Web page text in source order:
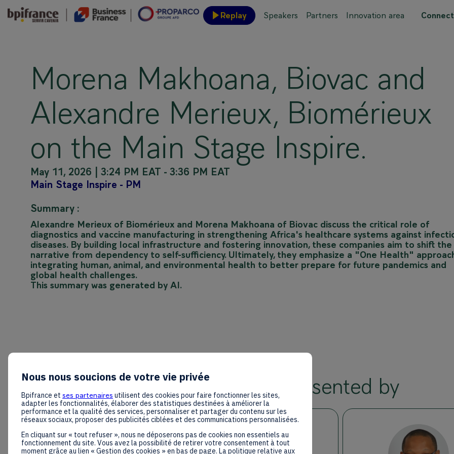
Replay Speakers Partners Innovation area
Morena Makhoana, Biovac and
Alexandre Merieux, Biomérieux
on the Main Stage Inspire.
May 11, 2026 3:24 PM EAT - 3:36 PM EAT
Main Stage Inspire - PM
Summary :
Alexandre Merieux of Biomérieux and Morena Makhoana of Biovac discuss the critical role of
diagnostics and vaccine manufacturing in strengthening Africa's healthcare systems against
diseases. By building local infrastructure and fostering innovation, these companies aim to shift the
narrative from dependency to self-sufficiency. Ultimately, they emphasize a "One Health"
integrating human, animal, and environmental health to better prepare for future pandemics and
global health challenges.
This summary was generated by AI.
Presented by
Nous nous soucions de votre vie privée
Bpifrance et ses partenaires utilisent des cookies pour faire fonctionner les sites,
adapter les fonctionnalités, élaborer des statistiques destinées à améliorer la
performance et la qualité des services, personnaliser et partager du contenu sur les
réseaux sociaux, proposer des publicités ciblées et des communications personnalisées.
En cliquant sur « tout refuser », nous ne déposerons pas de cookies non essentiels au
fonctionnement du site. Vous avez la possibilité de retirer votre consentement à tout
moment grâce au lien « Gestion des cookies » en bas de page. La politique relative aux